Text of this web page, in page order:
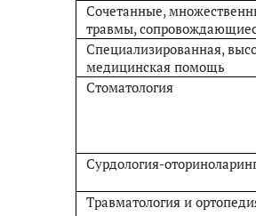
Сочетанные,
травмы,
Специализированная,
медицинская помощь
Стоматология
Сурдология-
Травматология и